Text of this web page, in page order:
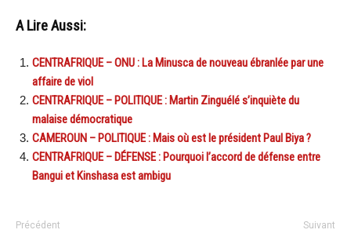
A Lire Aussi:
CENTRAFRIQUE – ONU : La Minusca de nouveau ébranlée par une
affaire de viol
CENTRAFRIQUE – POLITIQUE : Martin Zinguélé s’inquiète du
malaise démocratique
CAMEROUN – POLITIQUE : Mais où est le président Paul Biya ?
CENTRAFRIQUE – DÉFENSE : Pourquoi l’accord de défense entre
Bangui et Kinshasa est ambigu
Précédent Suivant